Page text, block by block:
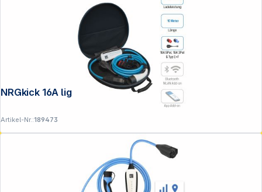
NRGkick 16A light 10m Set Optimal
Artikel-Nr.:189473